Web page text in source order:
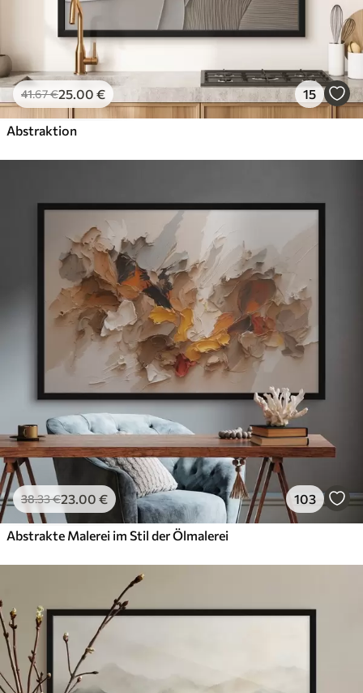
41.67€25.00 € 15
Abstraktion
38.33€23.00 € 103
Abstrakte Malerei im Stil der Ölmalerei